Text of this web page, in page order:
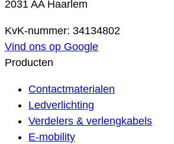
2031 AA Haarlem
KvK-nummer: 34134802
Vind ons op Google
Producten
Contactmaterialen
Ledverlichting
Verdelers & verlengkabels
E-mobility